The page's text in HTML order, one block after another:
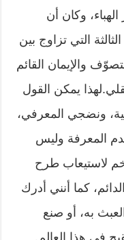
وكان أن
التي تزاوج بين
والإيمان القائم
يمكن القول
ونضجي المعرفي،
المعرفة وليس
لاستيعاب طرح
كما أنني أدرك
به، أو صنع